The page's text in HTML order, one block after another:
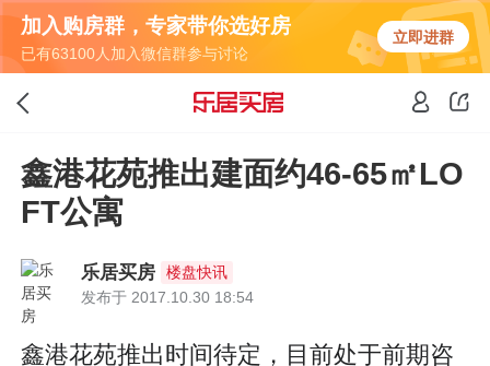
加入购房群，专家带你选好房
已有63100人加入微信群参与讨论
立即进群
鑫港花苑推出建面约46-65㎡LO
FT公寓
乐居买房
楼盘快讯
发布于 2017.10.30 18:54
鑫港花苑推出时间待定，目前处于前期咨